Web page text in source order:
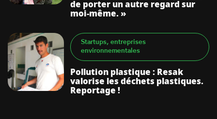
de porter un autre regard sur
moi-même. »
Startups, entreprises
environnementales
Pollution plastique : Resak
valorise les déchets plastiques.
Reportage !